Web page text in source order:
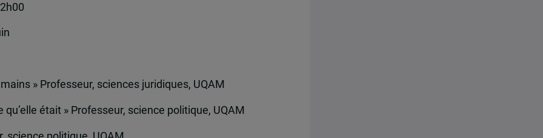
» Professeur, sciences juridiques, UQAM
était » Professeur, science politique, UQAM